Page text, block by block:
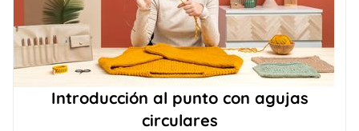
Introducción al punto con agujas
circulares